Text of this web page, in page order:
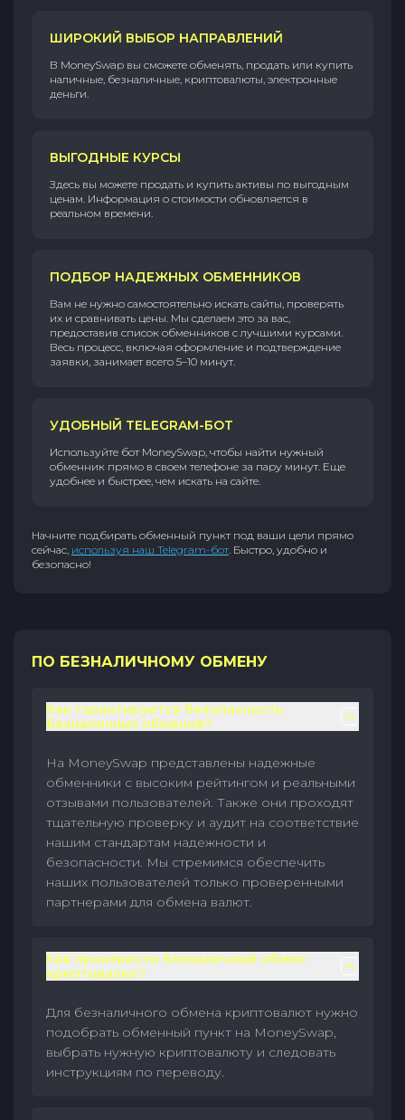
ШИРОКИЙ ВЫБОР НАПРАВЛЕНИЙ
В MoneySwap вы сможете обменять, продать или купить
наличные, безналичные, криптовалюты, электронные
деньги.
ВЫГОДНЫЕ КУРСЫ
Здесь вы можете продать и купить активы по выгодным
ценам. Информация о стоимости обновляется в
реальном времени.
ПОДБОР НАДЕЖНЫХ ОБМЕННИКОВ
Вам не нужно самостоятельно искать сайты, проверять
их и сравнивать цены. Мы сделаем это за вас,
предоставив список обменников с лучшими курсами.
Весь процесс, включая оформление и подтверждение
заявки, занимает всего 5–10 минут.
УДОБНЫЙ TELEGRAM-БОТ
Используйте бот MoneySwap, чтобы найти нужный
обменник прямо в своем телефоне за пару минут. Еще
удобнее и быстрее, чем искать на сайте.
Начните подбирать обменный пункт под ваши цели прямо
сейчас, используя наш Telegram-бот. Быстро, удобно и
безопасно!
ПО БЕЗНАЛИЧНОМУ ОБМЕНУ
Как гарантируется безопасность
безналичных обменов?
На MoneySwap представлены надежные
обменники с высоким рейтингом и реальными
отзывами пользователей. Также они проходят
тщательную проверку и аудит на соответствие
нашим стандартам надежности и
безопасности. Мы стремимся обеспечить
наших пользователей только проверенными
партнерами для обмена валют.
Как произвести безналичный обмен
криптовалют?
Для безналичного обмена криптовалют нужно
подобрать обменный пункт на MoneySwap,
выбрать нужную криптовалюту и следовать
инструкциям по переводу.